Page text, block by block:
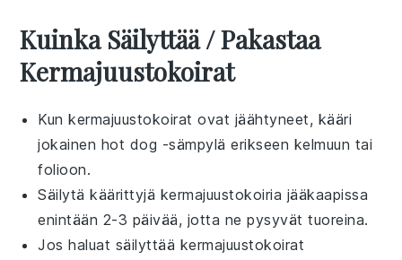
Kuinka Säilyttää / Pakastaa
Kermajuustokoirat
Kunkermajuustokoirat ovat jäähtyneet, kääri
jokainen hot dog -sämpylä erikseen kelmuun tai
folioon.
Säilytä käärittyjä kermajuustokoiria jääkaapissa
enintään 2-3 päivää, jotta ne pysyvät tuoreina.
Jos haluat säilyttää kermajuustokoirat